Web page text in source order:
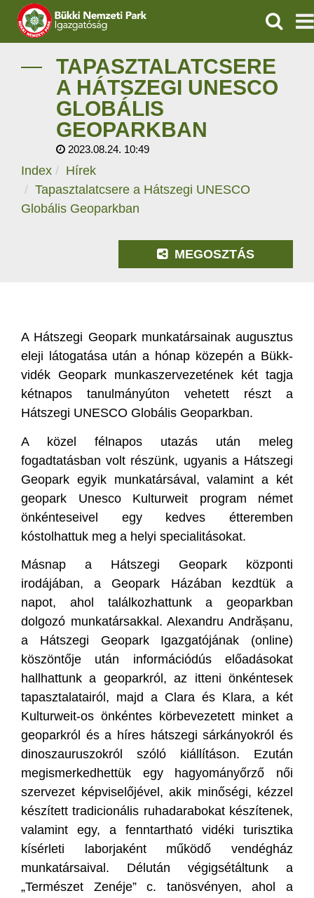
IGAZGATÓSÁG
TERMÉSZETVÉDELEM
VÍZVÉDELEM
ÖKOTURIZMUS
OKTATÁS
TAPASZTALATCSERE
A HÁTSZEGI UNESCO
GLOBÁLIS
GEOPARKBAN
2023.08.24. 10:49
Index
Hírek
Tapasztalatcsere a Hátszegi UNESCO
Globális Geoparkban
MEGOSZTÁS
A Hátszegi Geopark munkatársainak augusztus
eleji látogatása után a hónap közepén a Bükk-
vidék Geopark munkaszervezetének két tagja
kétnapos tanulmányúton vehetett részt a
Hátszegi UNESCO Globális Geoparkban.
A közel félnapos utazás után meleg
fogadtatásban volt részünk, ugyanis a Hátszegi
Geopark egyik munkatársával, valamint a két
geopark Unesco Kulturweit program német
önkénteseivel egy kedves étteremben
kóstolhattuk meg a helyi specialitásokat.
Másnap a Hátszegi Geopark központi
irodájában, a Geopark Házában kezdtük a
napot, ahol találkozhattunk a geoparkban
dolgozó munkatársakkal. Alexandru Andrășanu,
a Hátszegi Geopark Igazgatójának (online)
köszöntője után információdús előadásokat
hallhattunk a geoparkról, az itteni önkéntesek
tapasztalatairól, majd a Clara és Klara, a két
Kulturweit-os önkéntes körbevezetett minket a
geoparkról és a híres hátszegi sárkányokról és
dinoszauruszokról szóló kiállításon. Ezután
megismerkedhettük egy hagyományőrző női
szervezet képviselőjével, akik minőségi, kézzel
készített tradicionális ruhadarabokat készítenek,
valamint egy, a fenntartható vidéki turisztika
kísérleti laborjaként működő vendégház
munkatársaival. Délután végigsétáltunk a
„Természet Zenéje” c. tanösvényen, ahol a